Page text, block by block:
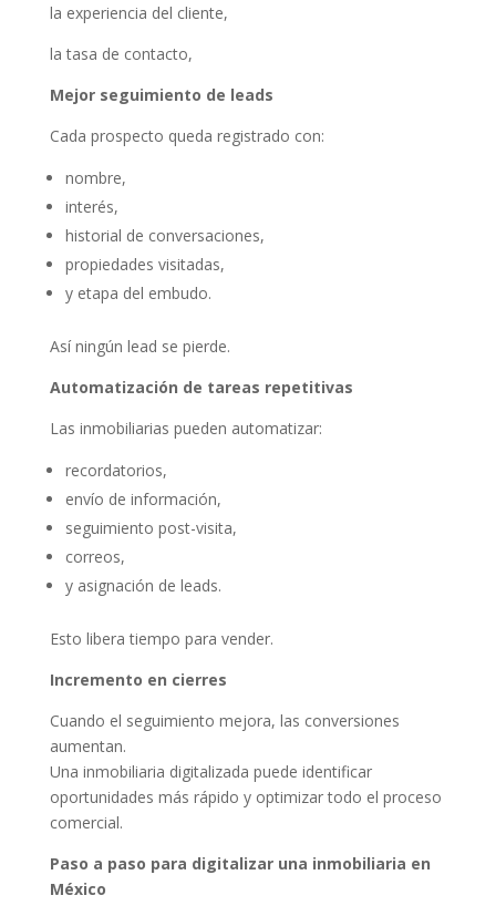
la experiencia del cliente,
la tasa de contacto,
Mejor seguimiento de leads
Cada prospecto queda registrado con:
nombre,
interés,
historial de conversaciones,
propiedades visitadas,
y etapa del embudo.
Así ningún lead se pierde.
Automatización de tareas repetitivas
Las inmobiliarias pueden automatizar:
recordatorios,
envío de información,
seguimiento post-visita,
correos,
y asignación de leads.
Esto libera tiempo para vender.
Incremento en cierres
Cuando el seguimiento mejora, las conversiones
aumentan.
Una inmobiliaria digitalizada puede identificar
oportunidades más rápido y optimizar todo el proceso
comercial.
Paso a paso para digitalizar una inmobiliaria en
México